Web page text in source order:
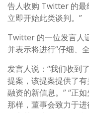
告人收购 Twitter 的最
立即开始此类谈判。”
Twitter 的一位发言人
并表示将进行“仔细、全
发言人说：“我们收到
提案，该提案提供了
融资的新信息。” “正
那样，董事会致力于